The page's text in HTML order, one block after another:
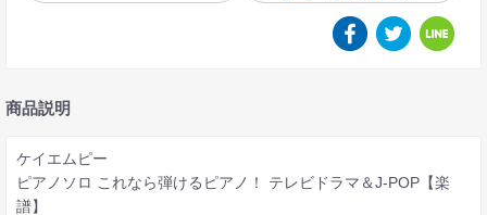
商品説明
ケイエムピー
ピアノソロ これなら弾けるピアノ！ テレビドラマ＆J-POP【楽
譜】